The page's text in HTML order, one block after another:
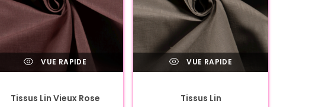
VUE RAPIDE
Tissus Lin Vieux Rose
VUE RAPIDE
Tissus Lin